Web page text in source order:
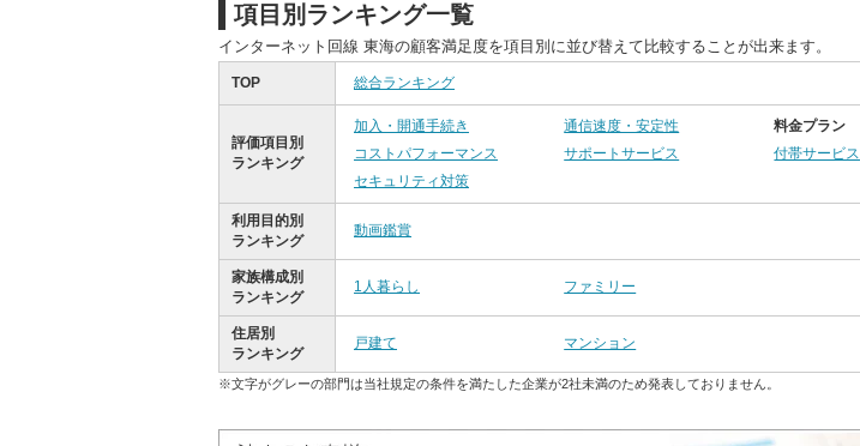
項目別ランキング一覧
インターネット回線 東海の顧客満足度を項目別に並び替えて比較することが出来ます。
TOP 総合ランキング
評価項目別
ランキング
加入・開通手続き 通信速度・安定性
料金プラン
コストパフォーマンス
サポートサービス
付帯サービス
セキュリティ対策
利用目的別
ランキング
動画鑑賞
家族構成別
ランキング
1人暮らし ファミリー
住居別
ランキング
戸建て マンション
※文字がグレーの部門は当社規定の条件を満たした企業が2社未満のため発表しておりません。